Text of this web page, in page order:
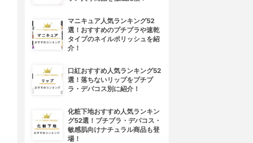
マニキュア人気ランキング52
選！おすすめのプチプラや速乾
タイプのネイルポリッシュを紹
介！
口紅おすすめ人気ランキング52
選！落ちないリップをプチプ
ラ・デパコス別に紹介！
化粧下地おすすめ人気ランキン
グ52選！プチプラ・デパコス・
敏感肌向けナチュラル商品も登
場！